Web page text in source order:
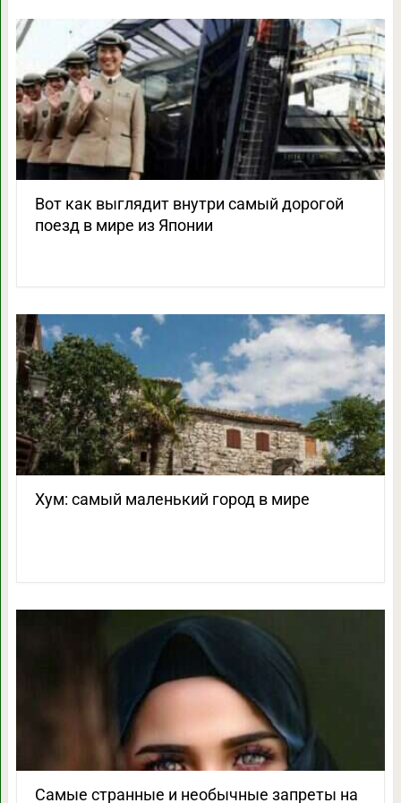
Вот как выглядит внутри самый дорогой
поезд в мире из Японии
Хум: самый маленький город в мире
Самые странные и необычные запреты на